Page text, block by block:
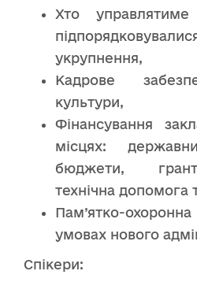
Хто
укрупнення,
Кадрове
культури,
Фінансування
місцях:
бюджети,
технічна допомога
Пам’ятко-
умовах нового
Спікери: